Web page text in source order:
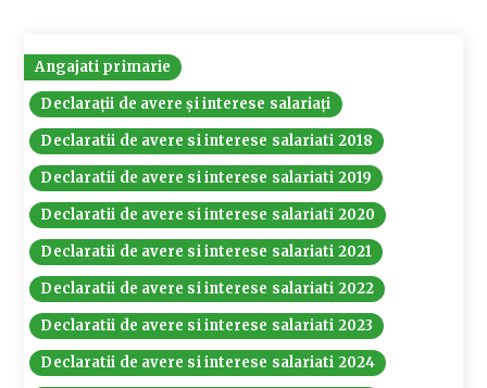
Angajati primarie
Declarații de avere și interese salariați
Declaratii de avere si interese salariati 2018
Declaratii de avere si interese salariati 2019
Declaratii de avere si interese salariati 2020
Declaratii de avere si interese salariati 2021
Declaratii de avere si interese salariati 2022
Declaratii de avere si interese salariati 2023
Declaratii de avere si interese salariati 2024